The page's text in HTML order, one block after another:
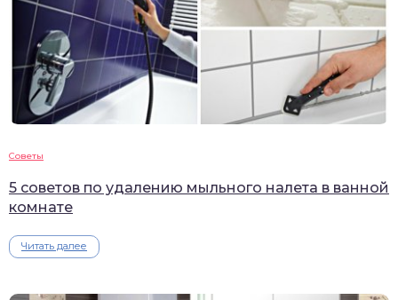
Советы
5 советов по удалению мыльного налета в ванной
комнате
Читать далее